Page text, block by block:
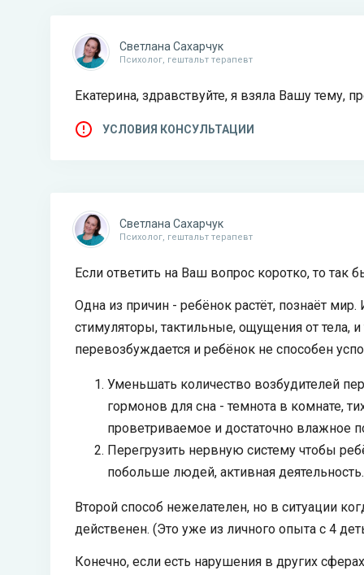
Светлана Сахарчук
Психолог, гештальт терапевт
Екатерина, здравствуйте, я взяла Вашу тему,
УСЛОВИЯ КОНСУЛЬТАЦИИ
Светлана Сахарчук
Психолог, гештальт терапевт
Если ответить на Ваш вопрос коротко, то так
Одна из причин - ребёнок растёт, познаёт
стимуляторы, тактильные, ощущения от тела,
перевозбуждается и ребёнок не способен
Уменьшать количество возбудителей
гормонов для сна - темнота в комнате,
проветриваемое и достаточно влажное
Перегрузить нервную систему чтобы
побольше людей, активная деятельность.
Второй способ нежелателен, но в ситуации
действенен. (Это уже из личного опыта с 4
Конечно, если есть нарушения в других